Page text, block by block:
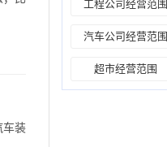
车装
工程公司经营范围
汽车公司经营范围
超市经营范围